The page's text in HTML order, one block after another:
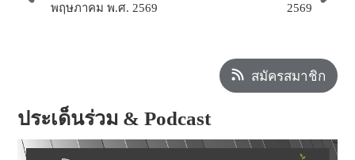
พฤษภาคม พ.ศ. 2569
2569
สมัครสมาชิก
ประเด็นร่วม & Podcast